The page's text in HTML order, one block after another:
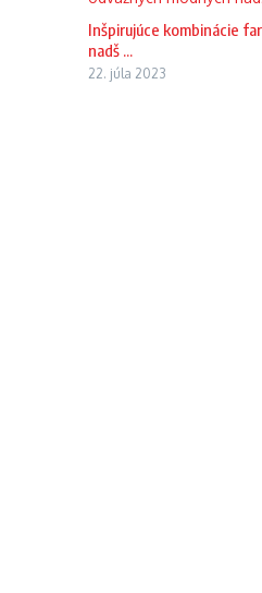
Inšpirujúce kombinácie
nadš ...
22. júla 2023